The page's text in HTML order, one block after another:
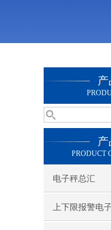
产
PRODUCT
电子秤总汇
上下限报警电